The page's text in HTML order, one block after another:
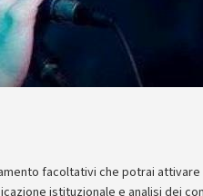
facoltativi che potrai
istituzionale e analisi dei